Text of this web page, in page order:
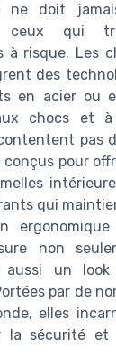
doit
ceux qui
à risque. Les
des
en acier ou
chocs et à
pas
conçus pour
qui
non
aussi un
par de
elles
la sécurité